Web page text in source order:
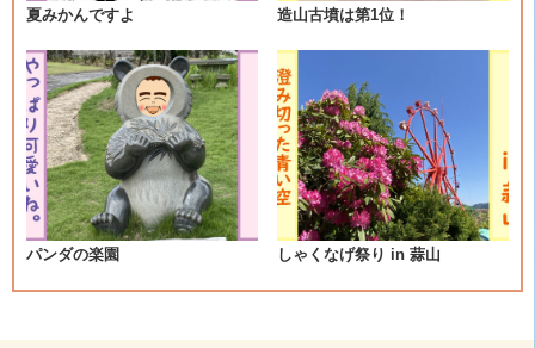
シ
ョ
ン
夏みかんですよ 造山古墳は第1位！
パンダの楽園 しゃくなげ祭り in 蒜山